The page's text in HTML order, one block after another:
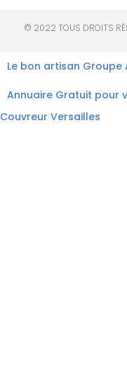
© 2022 TOUS DROITS
Le bon artisan Groupe
Annuaire Gratuit pour
Couvreur Versailles